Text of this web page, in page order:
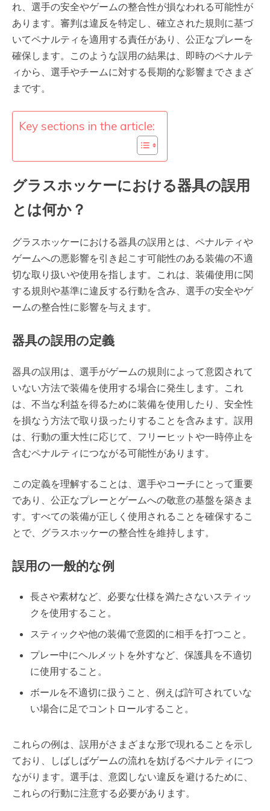
れ、選手の安全やゲームの整合性が損なわれる可能性が
あります。審判は違反を特定し、確立された規則に基づ
いてペナルティを適用する責任があり、公正なプレーを
確保します。このような誤用の結果は、即時のペナルテ
ィから、選手やチームに対する長期的な影響までさまざ
まです。
Key sections in the article:
グラスホッケーにおける器具の誤用
とは何か？
グラスホッケーにおける器具の誤用とは、ペナルティや
ゲームへの悪影響を引き起こす可能性のある装備の不適
切な取り扱いや使用を指します。これは、装備使用に関
する規則や基準に違反する行動を含み、選手の安全やゲ
ームの整合性に影響を与えます。
器具の誤用の定義
器具の誤用は、選手がゲームの規則によって意図されて
いない方法で装備を使用する場合に発生します。これ
は、不当な利益を得るために装備を使用したり、安全性
を損なう方法で取り扱ったりすることを含みます。誤用
は、行動の重大性に応じて、フリーヒットや一時停止を
含むペナルティにつながる可能性があります。
この定義を理解することは、選手やコーチにとって重要
であり、公正なプレーとゲームへの敬意の基盤を築きま
す。すべての装備が正しく使用されることを確保するこ
とで、グラスホッケーの整合性を維持します。
誤用の一般的な例
長さや素材など、必要な仕様を満たさないスティッ
クを使用すること。
スティックや他の装備で意図的に相手を打つこと。
プレー中にヘルメットを外すなど、保護具を不適切
に使用すること。
ボールを不適切に扱うこと、例えば許可されていな
い場合に足でコントロールすること。
これらの例は、誤用がさまざまな形で現れることを示し
ており、しばしばゲームの流れを妨げるペナルティにつ
ながります。選手は、意図しない違反を避けるために、
これらの行動に注意する必要があります。